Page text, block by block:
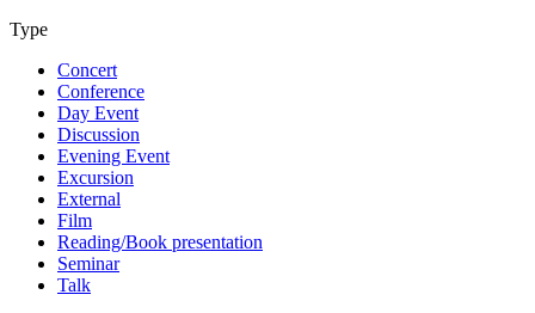
Type
Concert
Conference
Day Event
Discussion
Evening Event
Excursion
External
Film
Reading/Book presentation
Seminar
Talk